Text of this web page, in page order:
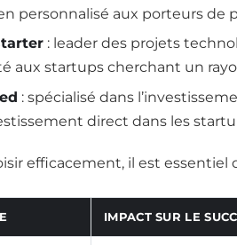
personnalisé aux porteurs de
: leader des projets
aux startups cherchant un
: spécialisé dans
direct dans les
efficacement, il est essentiel
IMPACT SUR LE